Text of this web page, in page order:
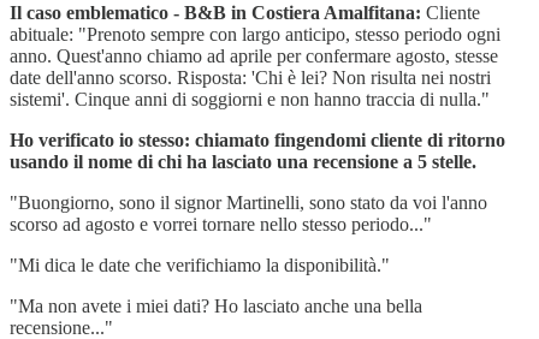
Il caso emblematico - B&B in Costiera Amalfitana: Cliente
abituale: "Prenoto sempre con largo anticipo, stesso periodo ogni
anno. Quest'anno chiamo ad aprile per confermare agosto, stesse
date dell'anno scorso. Risposta: 'Chi è lei? Non risulta nei nostri
sistemi'. Cinque anni di soggiorni e non hanno traccia di nulla."
Ho verificato io stesso: chiamato fingendomi cliente di ritorno
usando il nome di chi ha lasciato una recensione a 5 stelle.
"Buongiorno, sono il signor Martinelli, sono stato da voi l'anno
scorso ad agosto e vorrei tornare nello stesso periodo..."
"Mi dica le date che verifichiamo la disponibilità."
"Ma non avete i miei dati? Ho lasciato anche una bella
recensione..."